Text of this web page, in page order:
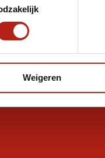
Weigeren
verzending v.a €75
op je vraag?
chat, en we helpen je